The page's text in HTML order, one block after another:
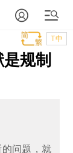
T中
规制
问题，就